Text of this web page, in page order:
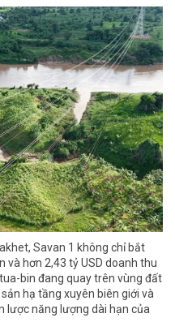
Savan 1 không chỉ bắt
và hơn 2,43 tỷ USD doanh thu
bin đang quay trên vùng đất
hạ tầng xuyên biên giới và
lược năng lượng dài hạn của